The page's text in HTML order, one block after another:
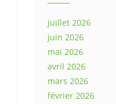
juillet 2026
juin 2026
mai 2026
avril 2026
mars 2026
février 2026